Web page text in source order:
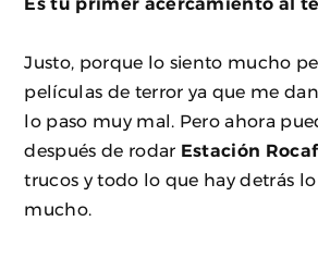
Justo, porque lo siento mucho
películas de terror ya que me
lo paso muy mal. Pero ahora
después de rodar Estación
trucos y todo lo que hay detrás
mucho.